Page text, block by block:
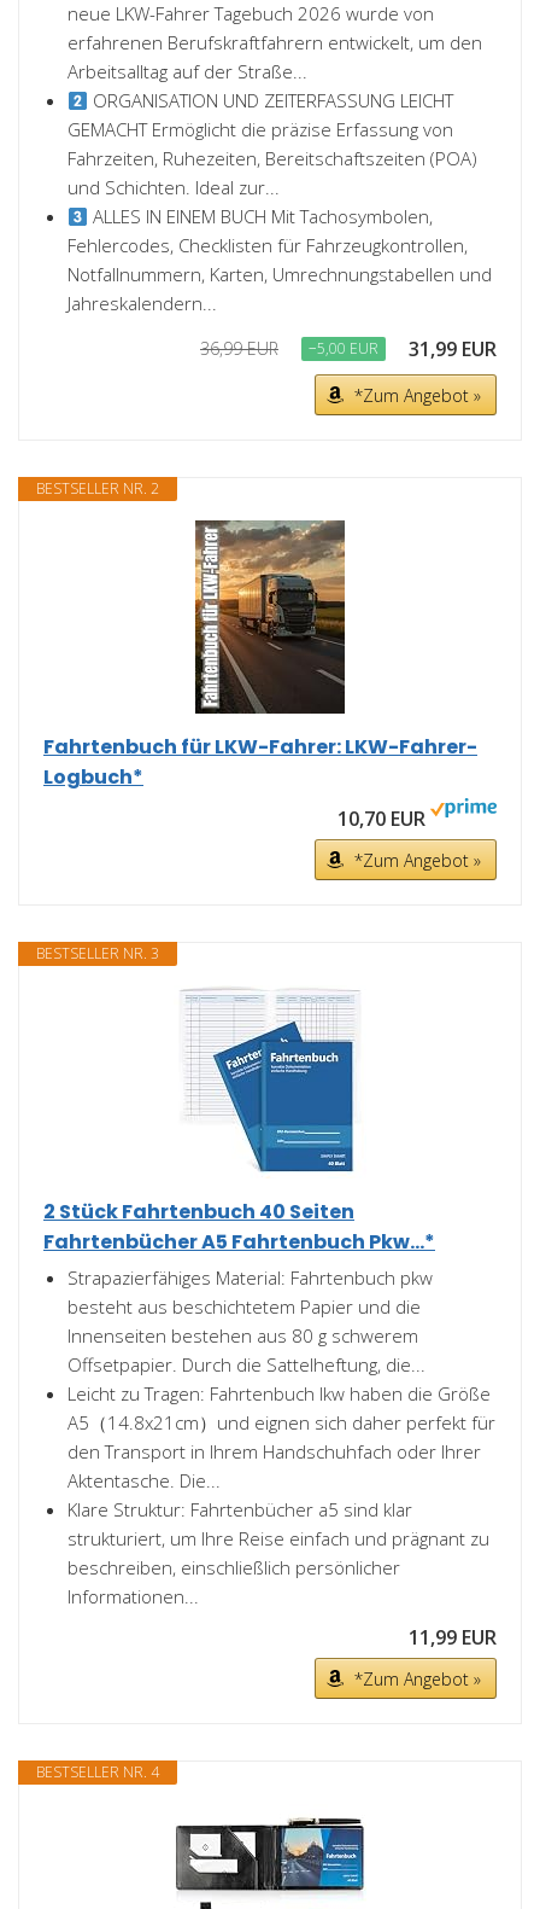
neue LKW-Fahrer Tagebuch 2026 wurde von
erfahrenen Berufskraftfahrern entwickelt, um den
Arbeitsalltag auf der Straße...
ORGANISATION UND ZEITERFASSUNG LEICHT
GEMACHT Ermöglicht die präzise Erfassung von
Fahrzeiten, Ruhezeiten, Bereitschaftszeiten (POA)
und Schichten. Ideal zur...
ALLES IN EINEM BUCH Mit Tachosymbolen,
Fehlercodes, Checklisten für Fahrzeugkontrollen,
Notfallnummern, Karten, Umrechnungstabellen und
Jahreskalendern...
36,99 EUR −5,00 EUR 31,99 EUR
*Zum Angebot »
BESTSELLER NR. 2
Fahrtenbuch für LKW-Fahrer: LKW-Fahrer-
Logbuch*
10,70 EUR
*Zum Angebot »
BESTSELLER NR. 3
2 Stück Fahrtenbuch 40 Seiten
Fahrtenbücher A5 Fahrtenbuch Pkw...*
Strapazierfähiges Material: Fahrtenbuch pkw
besteht aus beschichtetem Papier und die
Innenseiten bestehen aus 80 g schwerem
Offsetpapier. Durch die Sattelheftung, die...
Leicht zu Tragen: Fahrtenbuch lkw haben die Größe
A5（14.8x21cm）und eignen sich daher perfekt für
den Transport in Ihrem Handschuhfach oder Ihrer
Aktentasche. Die...
Klare Struktur: Fahrtenbücher a5 sind klar
strukturiert, um Ihre Reise einfach und prägnant zu
beschreiben, einschließlich persönlicher
Informationen...
11,99 EUR
*Zum Angebot »
BESTSELLER NR. 4